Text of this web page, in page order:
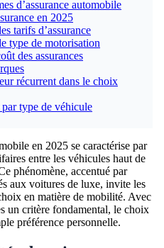
d’assurance automobile
en 2025
tarifs d’assurance
type de motorisation
des assurances
récurrent dans le choix
par type de véhicule
en 2025 se caractérise par
entre les véhicules haut de
phénomène, accentué par
aux voitures de luxe, invite les
en matière de mobilité. Avec
un critère fondamental, le choix
préférence personnelle.